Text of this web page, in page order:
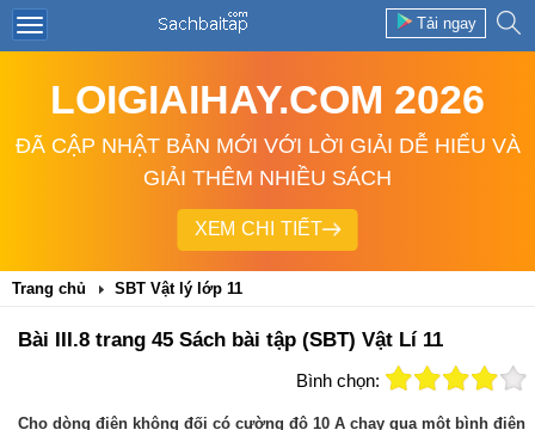
Tải ngay
LOIGIAIHAY.COM 2026
ĐÃ CẬP NHẬT BẢN MỚI VỚI LỜI GIẢI DỄ HIỂU VÀ
GIẢI THÊM NHIỀU SÁCH
XEM CHI TIẾT
Trang chủ SBT Vật lý lớp 11
Bài III.8 trang 45 Sách bài tập (SBT) Vật Lí 11
Bình chọn:
Cho dòng điện không đối có cường độ 10 A chạy qua một bình điện